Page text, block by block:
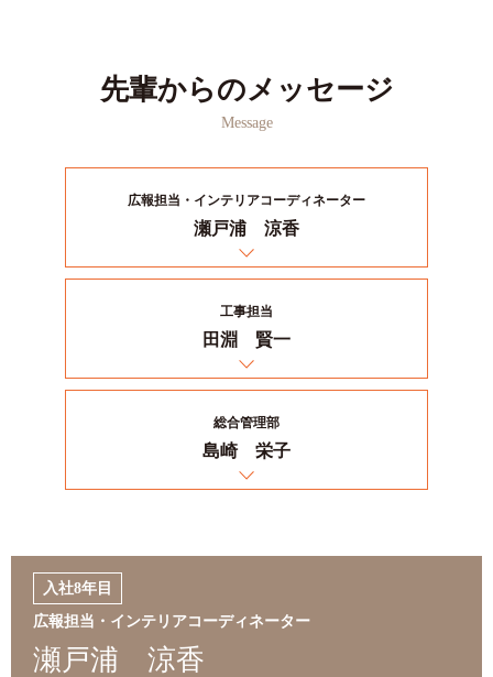
先輩からのメッセージ
Message
広報担当・インテリアコーディネーター
瀬戸浦 涼香
工事担当
田淵 賢一
総合管理部
島崎 栄子
入社8年目
広報担当・インテリアコーディネーター
瀬戸浦 涼香